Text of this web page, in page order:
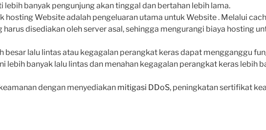
banyak pengunjung akan tinggal dan bertahan lebih lama.
hosting Website adalah pengeluaran utama untuk Website . Melalui
disediakan oleh server asal, sehingga mengurangi biaya hosting
besar lalu lintas atau kegagalan perangkat keras dapat mengganggu
banyak lalu lintas dan menahan kegagalan perangkat keras lebih
dengan menyediakan mitigasi DDoS, peningkatan sertifikat